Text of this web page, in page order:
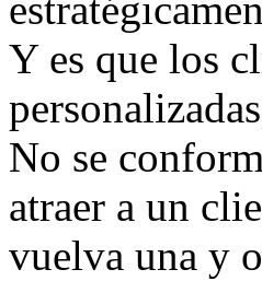
Y es que los
No se
atraer a un
vuelva una y